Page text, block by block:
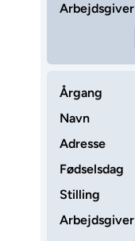
Arbejdsgiver
Årgang
Navn
Adresse
Fødselsdag
Stilling
Arbejdsgiver